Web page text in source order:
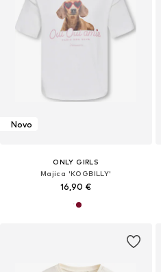
Novo
ONLY GIRLS
Majica 'KOGBILLY'
16,90 €